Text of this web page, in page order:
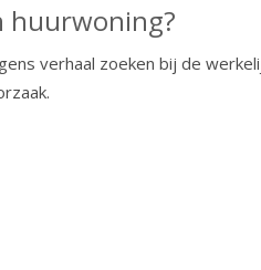
huurwoning?
verhaal zoeken bij de